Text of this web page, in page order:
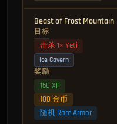
Beast of Frost Mountain
目标
击杀 1× Yeti
Ice Cavern
奖励
150 XP
100 金币
随机 Rare Armor